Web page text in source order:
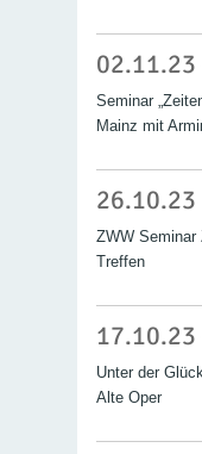
Seminar
Mainz mit
26.10.23
ZWW Seminar
Treffen
Unter der
Alte Oper